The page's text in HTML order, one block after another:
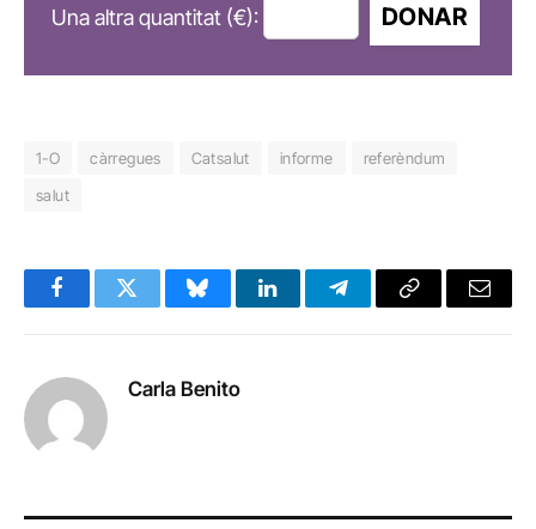
Una altra quantitat (€): DONAR
1-O càrregues Catsalut informe
referèndum
salut
FacebookTwitter BlueskyLinkedInTelegramCopy
Email
Carla Benito